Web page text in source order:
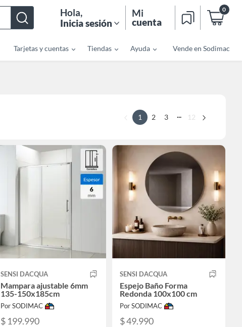
Hola,
Inicia sesión
Mi
cuenta
0
Tarjetas y cuentas Tiendas Ayuda Vende en Sodimac
1 2 3 ... 12
SENSI DACQUA
Mampara ajustable 6mm
135-150x185cm
Por SODIMAC
$ 199.990
SENSI DACQUA
Espejo Baño Forma
Redonda 100x100 cm
Por SODIMAC
$ 49.990